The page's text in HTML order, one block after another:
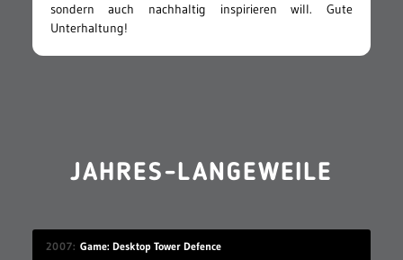
sondern auch nachhaltig inspirieren will. Gute
Unterhaltung!
JAHRES-LANGEWEILE
2007 Game: Desktop Tower Defence